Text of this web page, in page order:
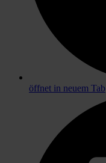
öffnet in neuem Tab